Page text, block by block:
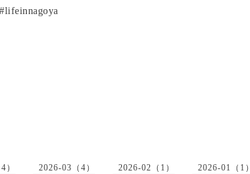
） 2026-03（4） 2026-02（1） 2026-01（1）